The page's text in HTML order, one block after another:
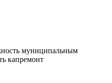
муниципальным
капремонт